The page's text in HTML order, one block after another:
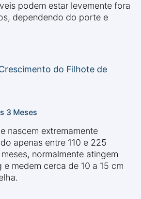
podem estar levemente fora
dependendo do porte e
do Filhote de
3 Meses
nascem extremamente
apenas entre 110 e 225
normalmente atingem
e medem cerca de 10 a 15 cm